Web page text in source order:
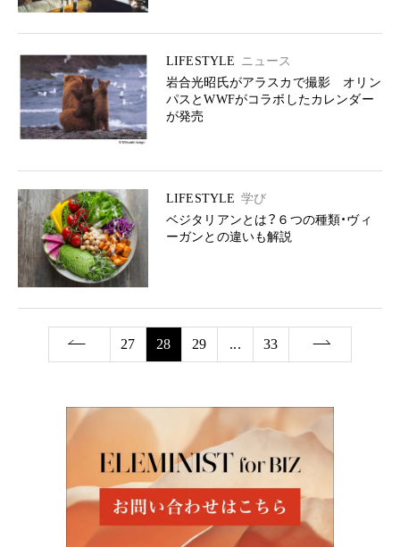
LIFESTYLE ニュース
岩合光昭氏がアラスカで撮影 オリン
パスとWWFがコラボしたカレンダー
が発売
LIFESTYLE 学び
ベジタリアンとは？６つの種類・ヴィ
ーガンとの違いも解説
27 28 29 ... 33